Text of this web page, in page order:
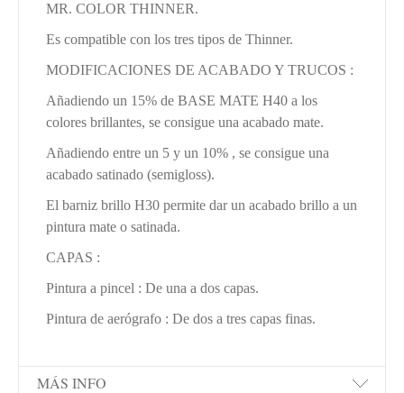
MR. COLOR THINNER.
Es compatible con los tres tipos de Thinner.
MODIFICACIONES DE ACABADO Y TRUCOS :
Añadiendo un 15% de BASE MATE H40 a los
colores brillantes, se consigue una acabado mate.
Añadiendo entre un 5 y un 10% , se consigue una
acabado satinado (semigloss).
El barniz brillo H30 permite dar un acabado brillo a un
pintura mate o satinada.
CAPAS :
Pintura a pincel : De una a dos capas.
Pintura de aerógrafo : De dos a tres capas finas.
MÁS INFO